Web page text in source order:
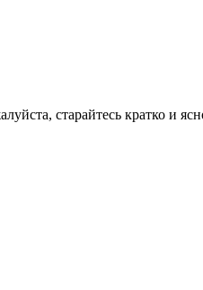
старайтесь кратко и